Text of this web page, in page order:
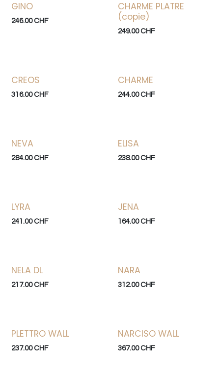
GINO
246.00CHF
CHARME PLATRE
(copie)
249.00CHF
CREOS
316.00CHF
CHARME
244.00CHF
NEVA
284.00CHF
ELISA
238.00CHF
LYRA
241.00CHF
JENA
164.00CHF
NELA DL
217.00CHF
NARA
312.00CHF
PLETTRO WALL
237.00CHF
NARCISO WALL
367.00CHF